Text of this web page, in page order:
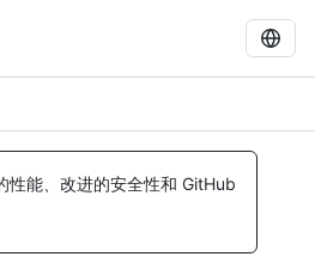
性能、改进的安全性和 GitHub